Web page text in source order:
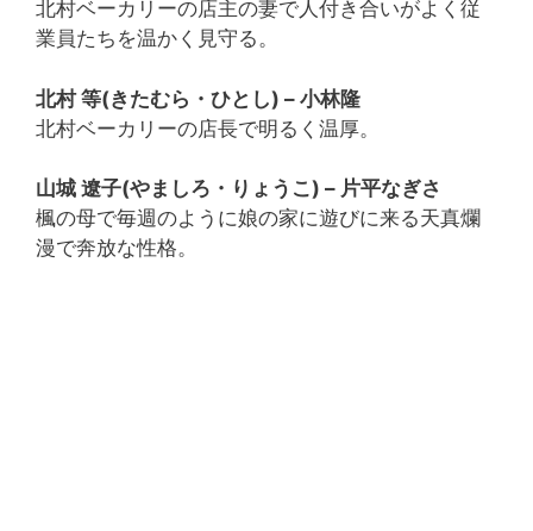
北村ベーカリーの店主の妻で人付き合いがよく従
業員たちを温かく見守る。
北村 等(きたむら・ひとし) – 小林隆
北村ベーカリーの店長で明るく温厚。
山城 遼子(やましろ・りょうこ) – 片平なぎさ
楓の母で毎週のように娘の家に遊びに来る天真爛
漫で奔放な性格。